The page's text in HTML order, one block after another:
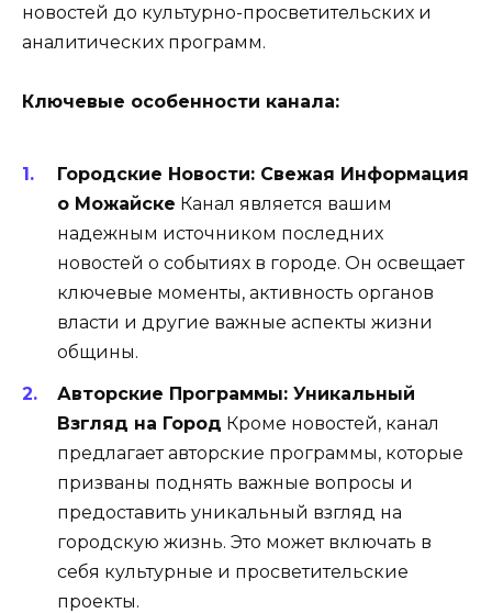
новостей до культурно-просветительских и
аналитических программ.
Ключевые особенности канала:
Городские Новости: Свежая Информация
о Можайске Канал является вашим
надежным источником последних
новостей о событиях в городе. Он освещает
ключевые моменты, активность органов
власти и другие важные аспекты жизни
общины.
Авторские Программы: Уникальный
Взгляд на Город Кроме новостей, канал
предлагает авторские программы, которые
призваны поднять важные вопросы и
предоставить уникальный взгляд на
городскую жизнь. Это может включать в
себя культурные и просветительские
проекты.